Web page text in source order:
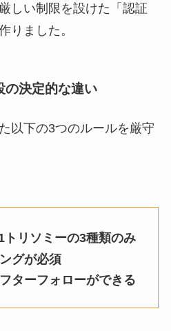
しい制限を設けた「認証
りました。
の決定的な違い
以下の3つのルールを厳守
トリソミーの3種類のみ
グが必須
ターフォローができる